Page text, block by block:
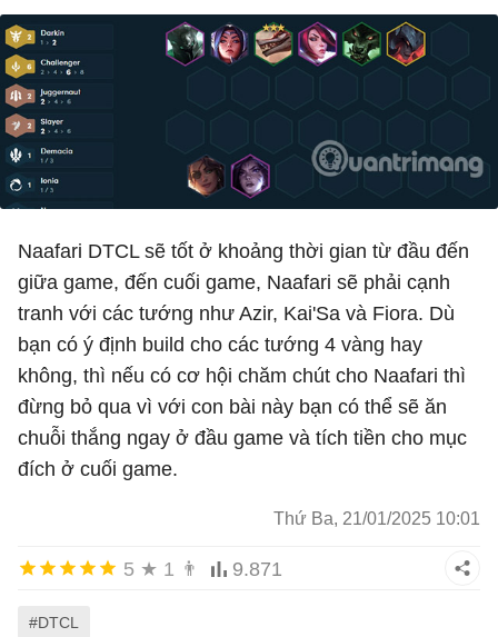
Naafari DTCL sẽ tốt ở khoảng thời gian từ đầu đến
giữa game, đến cuối game, Naafari sẽ phải cạnh
tranh với các tướng như Azir, Kai'Sa và Fiora. Dù
bạn có ý định build cho các tướng 4 vàng hay
không, thì nếu có cơ hội chăm chút cho Naafari thì
đừng bỏ qua vì với con bài này bạn có thể sẽ ăn
chuỗi thắng ngay ở đầu game và tích tiền cho mục
đích ở cuối game.
Thứ Ba, 21/01/2025 10:01
5 ★ 1 👨 9.871
#DTCL